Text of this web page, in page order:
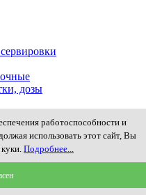
дозы
сервировки закусок
сахарницы
соли, масла и уксуса
в постель
пепельницы
(пашотницы)
работоспособности и
использовать этот сайт, Вы
Подробнее...